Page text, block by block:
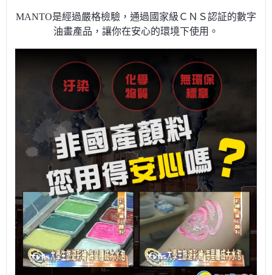
MANTO是經過嚴格檢驗，通過國家級ＣＮＳ認証的數字
油畫產品，讓你在安心的環境下使用。